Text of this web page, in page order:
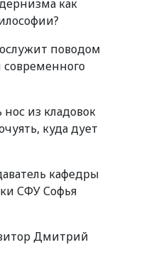
как
поводом
из кладовок
куда дует
кафедры
СФУ Софья
Дмитрий